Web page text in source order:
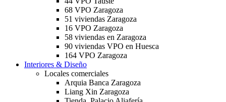
68 VPO Zaragoza
51 viviendas Zaragoza
16 VPO Zaragoza
58 viviendas en Zaragoza
90 viviendas VPO en Huesca
164 VPO Zaragoza
Interiores & Diseño
Locales comerciales
Arquia Banca Zaragoza
Liang Xin Zaragoza